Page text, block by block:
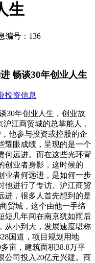
生
编号：136
畅谈30年创业人生
投资信息
30年创业人生，创业故
江商贸城的总掌舵人，
他参与投资或控股的企
耀眼成绩，呈现的是一个
何远进。而在这些光环背
创业者身影，这时候的
业者何远进，是如何一步
他进行了专访。沪江商贸
进，很多人首先想到的是
贸城，这个由他一手缔
短几年间在南京犹如雨后
从小到大，发展速度堪称
国道，项目规划用地
亩，建筑面积38.8万平
公司投入20亿元兴建。商